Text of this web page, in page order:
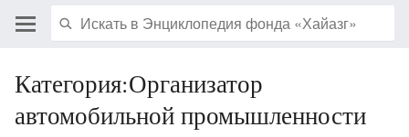
Категория:Организатор
автомобильной промышленности